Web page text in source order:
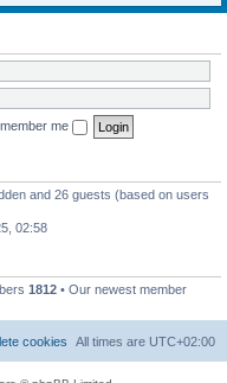
me
and 26 guests (based on users
02:58
1812 • Our newest member
All times are UTC+02:00
cookies